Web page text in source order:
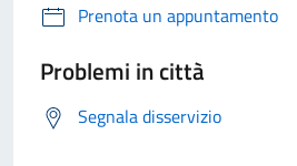
Prenota un appuntamento
Problemi in città
Segnala disservizio